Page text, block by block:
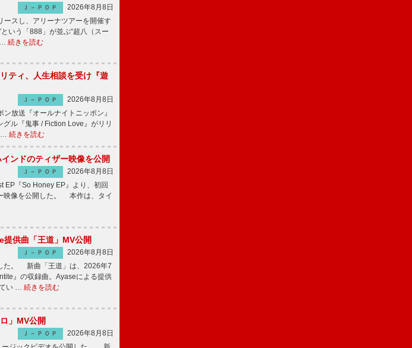
Ｊ－ＰＯＰ
2026年8月8日
スし、アリーナツアーを開催す
いう「888」が並ぶ“超八（スー
続きを読む
ティ、人生相談を受け『遊
Ｊ－ＰＯＰ
2026年8月8日
放送『オールナイトニッポン』
ル『鬼事 / Fiction Love』がリリ
続きを読む
ンドのティザー映像を公開
Ｊ－ＰＯＰ
2026年8月8日
『So Honey EP』より、初回
映像を公開した。 本作は、タイ
供曲「王道」MV公開
Ｊ－ＰＯＰ
2026年8月8日
た。 新曲「王道」は、2026年7
』の収録曲。Ayaseによる提供
い … 続きを読む
」MV公開
Ｊ－ＰＯＰ
2026年8月8日